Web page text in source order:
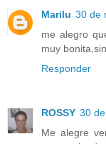
Marilu 30 de
me alegro
muy
Responder
ROSSY 30
Me alegre